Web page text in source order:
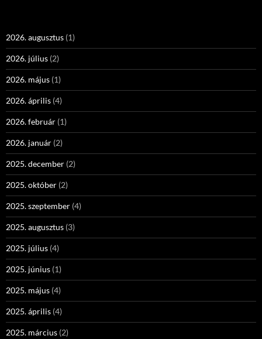
2026. augusztus (1)
2026. július (2)
2026. május (1)
2026. április (4)
2026. február (1)
2026. január (2)
2025. december (2)
2025. október (2)
2025. szeptember (4)
2025. augusztus (3)
2025. július (4)
2025. június (1)
2025. május (4)
2025. április (4)
2025. március (2)